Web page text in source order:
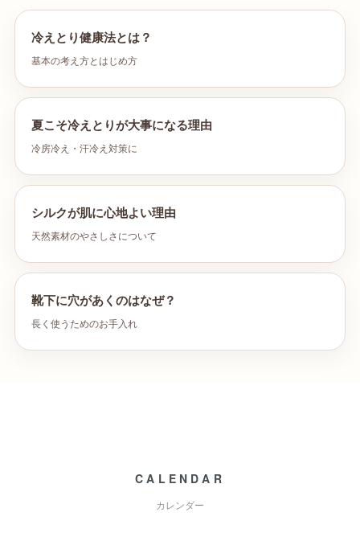
冷えとり健康法とは？
基本の考え方とはじめ方
夏こそ冷えとりが大事になる理由
冷房冷え・汗冷え対策に
シルクが肌に心地よい理由
天然素材のやさしさについて
靴下に穴があくのはなぜ？
長く使うためのお手入れ
CALENDAR
カレンダー